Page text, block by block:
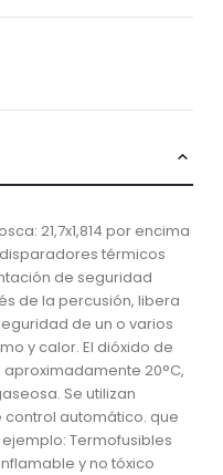
21,7x1,814 por encima
térmicos
de seguridad
de la percusión, libera
de un o varios
y calor. El dióxido de
20°C,
Se utilizan
automático. que
Termofusibles
y no tóxico